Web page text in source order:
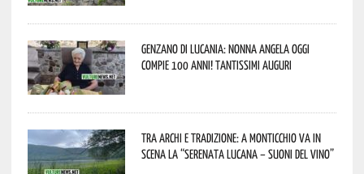
Genzano di Lucania: nonna Angela oggi
compie 100 anni! Tantissimi auguri
Tra archi e tradizione: a Monticchio va in
scena la “Serenata lucana – suoni del vino”